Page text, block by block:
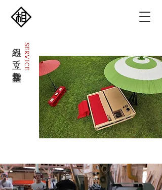
組み立て舞台和室SERVICE